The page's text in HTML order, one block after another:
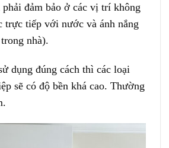
đảm bảo ở các vị trí không
trực tiếp với nước và ánh nắng
nhà).
dụng đúng cách thì các loại
sẽ có độ bền khá cao. Thường